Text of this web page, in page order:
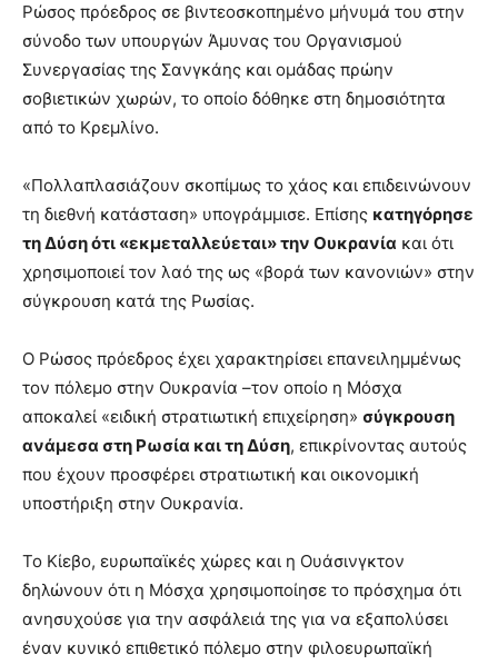
Ρώσος πρόεδρος σε βιντεοσκοπημένο μήνυμά του στην
σύνοδο των υπουργών Άμυνας του Οργανισμού
Συνεργασίας της Σανγκάης και ομάδας πρώην
σοβιετικών χωρών, το οποίο δόθηκε στη δημοσιότητα
από το Κρεμλίνο.
«Πολλαπλασιάζουν σκοπίμως το χάος και επιδεινώνουν
τη διεθνή κατάσταση» υπογράμμισε. Επίσης κατηγόρησε
τη Δύση ότι «εκμεταλλεύεται» την Ουκρανία και ότι
χρησιμοποιεί τον λαό της ως «βορά των κανονιών» στην
σύγκρουση κατά της Ρωσίας.
Ο Ρώσος πρόεδρος έχει χαρακτηρίσει επανειλημμένως
τον πόλεμο στην Ουκρανία –τον οποίο η Μόσχα
αποκαλεί «ειδική στρατιωτική επιχείρηση» σύγκρουση
ανάμεσα στη Ρωσία και τη Δύση, επικρίνοντας αυτούς
που έχουν προσφέρει στρατιωτική και οικονομική
υποστήριξη στην Ουκρανία.
Το Κίεβο, ευρωπαϊκές χώρες και η Ουάσινγκτον
δηλώνουν ότι η Μόσχα χρησιμοποίησε το πρόσχημα ότι
ανησυχούσε για την ασφάλειά της για να εξαπολύσει
έναν κυνικό επιθετικό πόλεμο στην φιλοευρωπαϊκή